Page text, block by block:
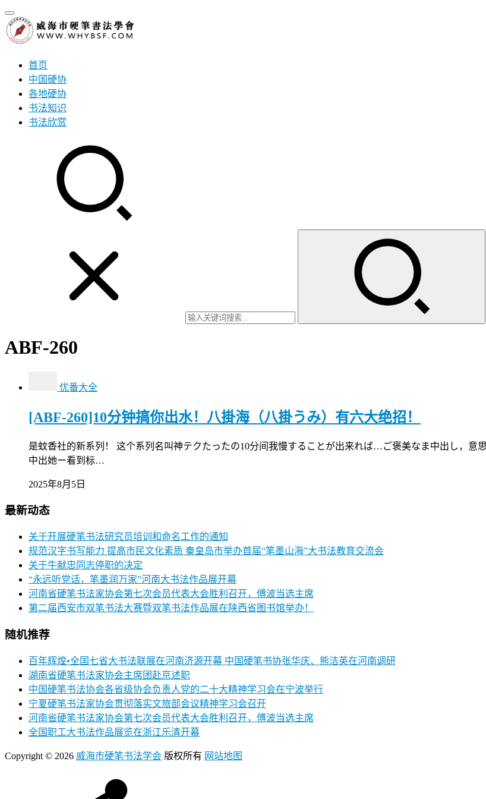
首页
中国硬协
各地硬协
书法知识
书法欣赏
ABF-260
优番大全
[ABF-260]10分钟搞你出水！八掛海（八掛うみ）有六大绝招！
是蚊香社的新系列！ 这个系列名叫神テクたったの10分间我慢することが出来れば…ご褒美なま中出し，意
中出她ー看到标…
2025年8月5日
最新动态
关于开展硬笔书法研究员培训和命名工作的通知
规范汉字书写能力 提高市民文化素质 秦皇岛市举办首届“笔墨山海”大书法教育交流会
关于牛献忠同志停职的决定
“永远听党话，笔墨润万家”河南大书法作品展开幕
河南省硬笔书法家协会第七次会员代表大会胜利召开，傅波当选主席
第二届西安市双笔书法大赛暨双笔书法作品展在陕西省图书馆举办！
随机推荐
百年辉煌•全国七省大书法联展在河南济源开幕 中国硬笔书协张华庆、熊洁英在河南调研
湖南省硬笔书法家协会主席团赴京述职
中国硬笔书法协会各省级协会负责人党的二十大精神学习会在宁波举行
宁夏硬笔书法家协会贯彻落实文旅部会议精神学习会召开
河南省硬笔书法家协会第七次会员代表大会胜利召开，傅波当选主席
全国职工大书法作品展览在浙江乐清开幕
Copyright © 2026 威海市硬笔书法学会 版权所有 网站地图